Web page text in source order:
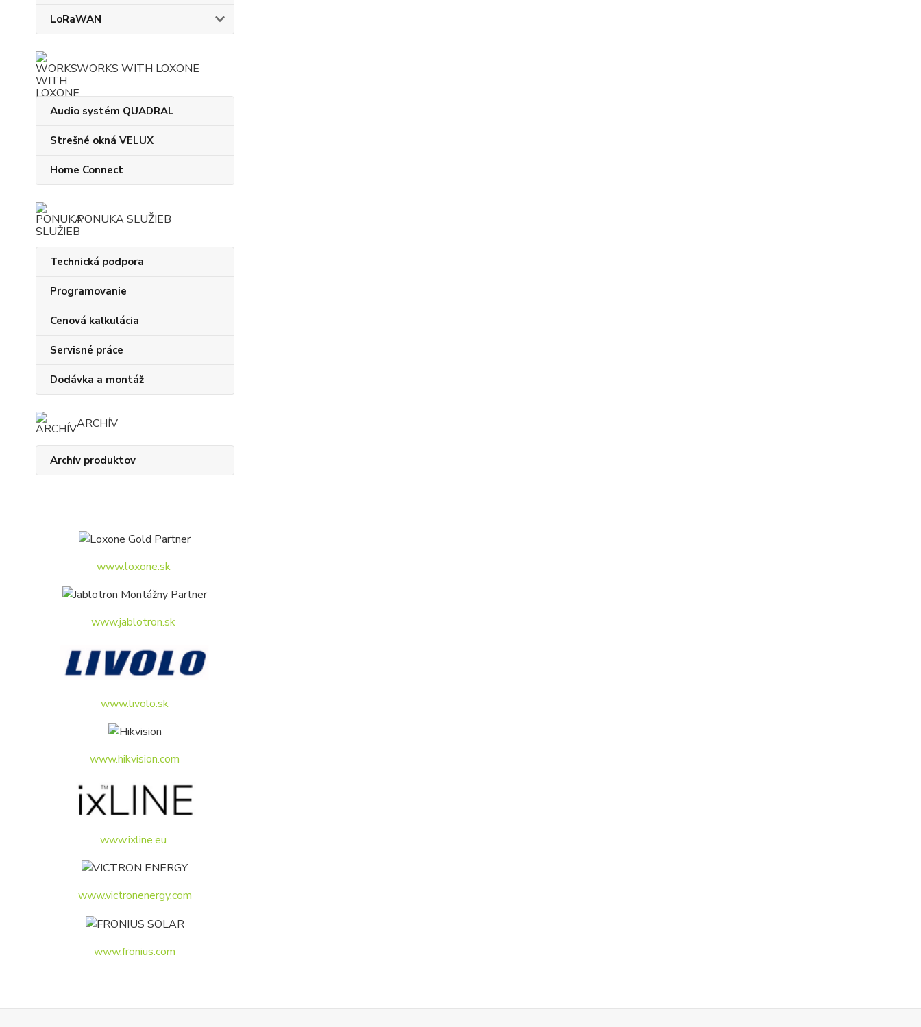
LoRaWAN
WORKS WITH LOXONE
Audio systém QUADRAL
Strešné okná VELUX
Home Connect
PONUKA SLUŽIEB
Technická podpora
Programovanie
Cenová kalkulácia
Servisné práce
Dodávka a montáž
ARCHÍV
Archív produktov
www.loxone.sk
www.jablotron.sk
www.livolo.sk
www.hikvision.com
www.ixline.eu
www.victronenergy.com
www.fronius.com